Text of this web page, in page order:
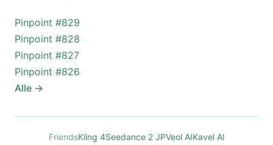
Pinpoint #829
Pinpoint #828
Pinpoint #827
Pinpoint #826
Alle →
FriendsKling 4Seedance 2 JPVeol AIKavel AI